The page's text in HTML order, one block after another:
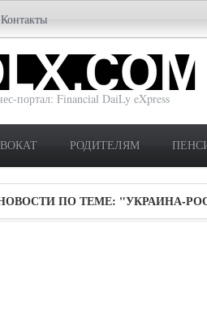
Контакты
портал: Financial DaiLy eXpress
РОДИТЕЛЯМ
ПО ТЕМЕ: "УКРАИНА-